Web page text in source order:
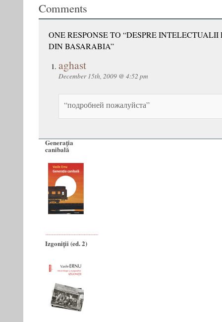
Comments
ONE RESPONSE TO “DESPRE
DIN BASARABIA”
aghast
December 15th, 2009 @ 4:52 pm
“подробней пожалуйста”
Generaţia
canibală
Izgoniții (ed. 2)